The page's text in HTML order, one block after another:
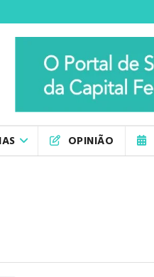
OPINIÃO